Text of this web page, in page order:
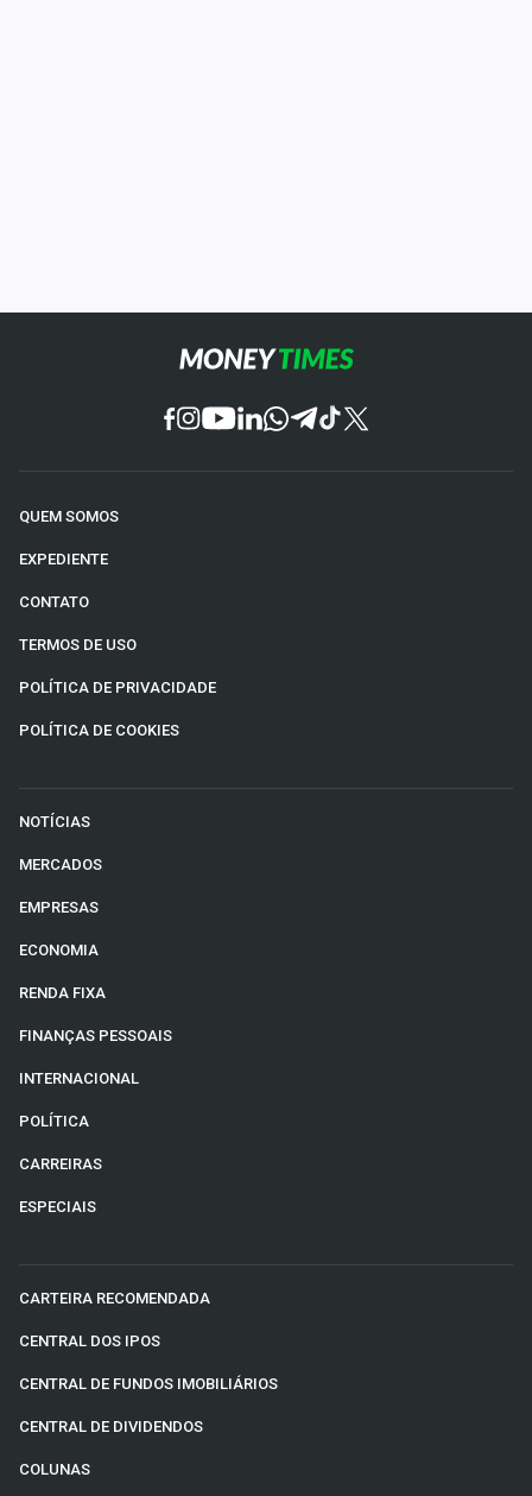
QUEM SOMOS
EXPEDIENTE
CONTATO
TERMOS DE USO
POLÍTICA DE PRIVACIDADE
POLÍTICA DE COOKIES
NOTÍCIAS
MERCADOS
EMPRESAS
ECONOMIA
RENDA FIXA
FINANÇAS PESSOAIS
INTERNACIONAL
POLÍTICA
CARREIRAS
ESPECIAIS
CARTEIRA RECOMENDADA
CENTRAL DOS IPOS
CENTRAL DE FUNDOS IMOBILIÁRIOS
CENTRAL DE DIVIDENDOS
COLUNAS